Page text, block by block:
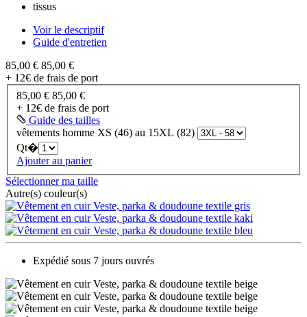
tissus
Voir le descriptif
Guide d'entretien
85,00 € 85,00 €
+ 12€ de frais de port
85,00 € 85,00 €
+ 12€ de frais de port
Guide des tailles
vêtements homme XS (46) au 15XL (82)
Qt�
Ajouter au panier
Sélectionner ma taille
Autre(s) couleur(s)
Expédié sous 7 jours ouvrés